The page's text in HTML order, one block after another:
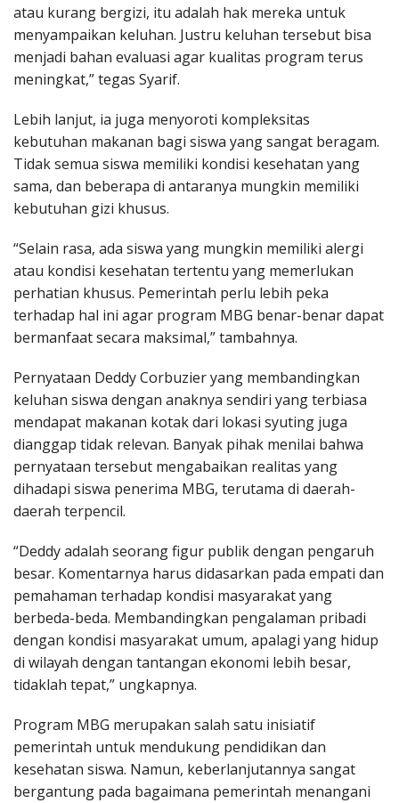
atau kurang bergizi, itu adalah hak mereka untuk
menyampaikan keluhan. Justru keluhan tersebut bisa
menjadi bahan evaluasi agar kualitas program terus
meningkat,” tegas Syarif.
Lebih lanjut, ia juga menyoroti kompleksitas
kebutuhan makanan bagi siswa yang sangat beragam.
Tidak semua siswa memiliki kondisi kesehatan yang
sama, dan beberapa di antaranya mungkin memiliki
kebutuhan gizi khusus.
“Selain rasa, ada siswa yang mungkin memiliki alergi
atau kondisi kesehatan tertentu yang memerlukan
perhatian khusus. Pemerintah perlu lebih peka
terhadap hal ini agar program MBG benar-benar dapat
bermanfaat secara maksimal,” tambahnya.
Pernyataan Deddy Corbuzier yang membandingkan
keluhan siswa dengan anaknya sendiri yang terbiasa
mendapat makanan kotak dari lokasi syuting juga
dianggap tidak relevan. Banyak pihak menilai bahwa
pernyataan tersebut mengabaikan realitas yang
dihadapi siswa penerima MBG, terutama di daerah-
daerah terpencil.
“Deddy adalah seorang figur publik dengan pengaruh
besar. Komentarnya harus didasarkan pada empati dan
pemahaman terhadap kondisi masyarakat yang
berbeda-beda. Membandingkan pengalaman pribadi
dengan kondisi masyarakat umum, apalagi yang hidup
di wilayah dengan tantangan ekonomi lebih besar,
tidaklah tepat,” ungkapnya.
Program MBG merupakan salah satu inisiatif
pemerintah untuk mendukung pendidikan dan
kesehatan siswa. Namun, keberlanjutannya sangat
bergantung pada bagaimana pemerintah menangani